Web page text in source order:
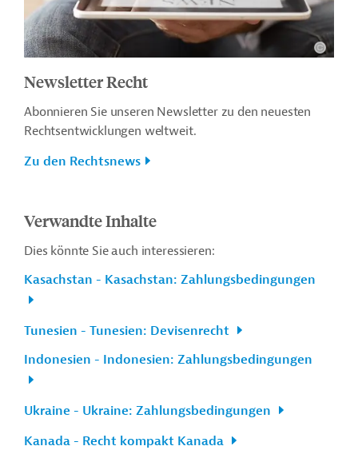
Newsletter Recht
Abonnieren Sie unseren Newsletter zu den neuesten
Rechtsentwicklungen weltweit.
Zu den Rechtsnews
Verwandte Inhalte
Dies könnte Sie auch interessieren:
Kasachstan - Kasachstan: Zahlungsbedingungen
Tunesien - Tunesien: Devisenrecht
Indonesien - Indonesien: Zahlungsbedingungen
Ukraine - Ukraine: Zahlungsbedingungen
Kanada - Recht kompakt Kanada